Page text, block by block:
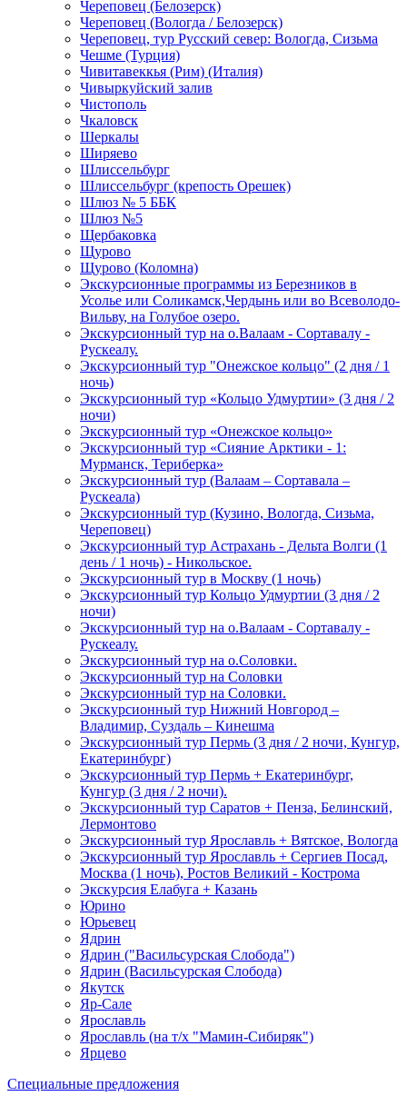
Череповец (Белозерск)
Череповец (Вологда / Белозерск)
Череповец, тур Русский север: Вологда, Сизьма
Чешме (Турция)
Чивитавеккья (Рим) (Италия)
Чивыркуйский залив
Чистополь
Чкаловск
Шеркалы
Ширяево
Шлиссельбург
Шлиссельбург (крепость Орешек)
Шлюз № 5 ББК
Шлюз №5
Щербаковка
Щурово
Щурово (Коломна)
Экскурсионные программы из Березников в
Усолье или Соликамск,Чердынь или во Всеволодо-
Вильву, на Голубое озеро.
Экскурсионный тур на о.Валаам - Сортавалу -
Рускеалу.
Экскурсионный тур "Онежское кольцо" (2 дня / 1
ночь)
Экскурсионный тур «Кольцо Удмуртии» (3 дня / 2
ночи)
Экскурсионный тур «Онежское кольцо»
Экскурсионный тур «Сияние Арктики - 1:
Мурманск, Териберка»
Экскурсионный тур (Валаам – Сортавала –
Рускеала)
Экскурсионный тур (Кузино, Вологда, Сизьма,
Череповец)
Экскурсионный тур Астрахань - Дельта Волги (1
день / 1 ночь) - Никольское.
Экскурсионный тур в Москву (1 ночь)
Экскурсионный тур Кольцо Удмуртии (3 дня / 2
ночи)
Экскурсионный тур на о.Валаам - Сортавалу -
Рускеалу.
Экскурсионный тур на о.Соловки.
Экскурсионный тур на Соловки
Экскурсионный тур на Соловки.
Экскурсионный тур Нижний Новгород –
Владимир, Суздаль – Кинешма
Экскурсионный тур Пермь (3 дня / 2 ночи, Кунгур,
Екатеринбург)
Экскурсионный тур Пермь + Екатеринбург,
Кунгур (3 дня / 2 ночи).
Экскурсионный тур Саратов + Пенза, Белинский,
Лермонтово
Экскурсионный тур Ярославль + Вятское, Вологда
Экскурсионный тур Ярославль + Сергиев Посад,
Москва (1 ночь), Ростов Великий - Кострома
Экскурсия Елабуга + Казань
Юрино
Юрьевец
Ядрин
Ядрин ("Васильсурская Слобода")
Ядрин (Васильсурская Слобода)
Якутск
Яр-Сале
Ярославль
Ярославль (на т/х "Мамин-Сибиряк")
Ярцево
Специальные предложения